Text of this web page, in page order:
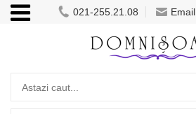
021-255.21.08 Email